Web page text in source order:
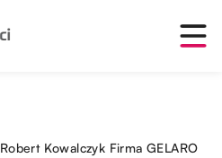
Robert Kowalczyk Firma GELARO